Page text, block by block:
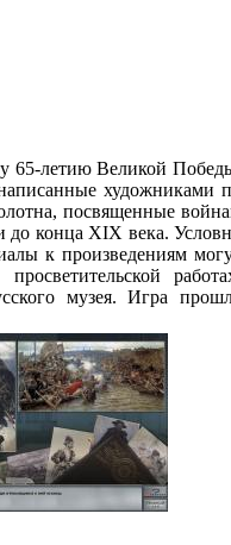
65-летию Великой
художниками
посвященные
конца XIX века.
к произведениям
музея. Игра